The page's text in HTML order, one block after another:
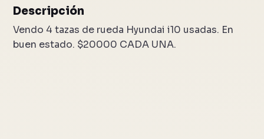
Descripción
Vendo 4 tazas de rueda Hyundai i10 usadas. En
buen estado. $20000 CADA UNA.